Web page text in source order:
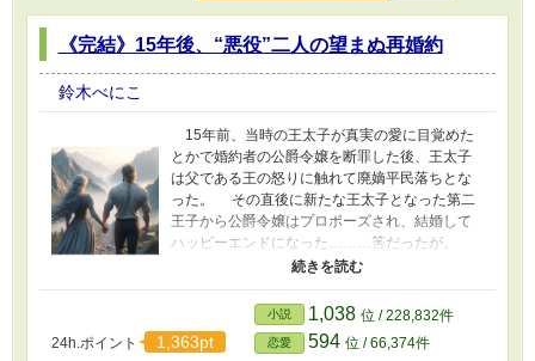
《完結》15年後、“悪役”二人の望まぬ再婚約
鈴木べにこ
15年前、当時の王太子が真実の愛に目覚めた
とかで婚約者の公爵令嬢を断罪した後、王太子
は父である王の怒りに触れて廃嫡平民落ちとな
った。 その直後に新たな王太子となった第二
王子から公爵令嬢はプロポーズされ、結婚して
ハッピーエンドになった………筈だったが。
数年後。 第二王子が不倫して逃げた。 国中
廃嫡された第一王子を再び王族に戻し王太子と
して迎えると声が上がる。 そして公爵令嬢だ
った彼女は王太子が居ない王太子妃として元王
24h.ポイント 1,363pt
小説 1,038 位 / 228,832件
恋愛 594 位 / 66,374件